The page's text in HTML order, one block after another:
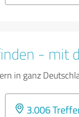
- mit
in ganz
3.006